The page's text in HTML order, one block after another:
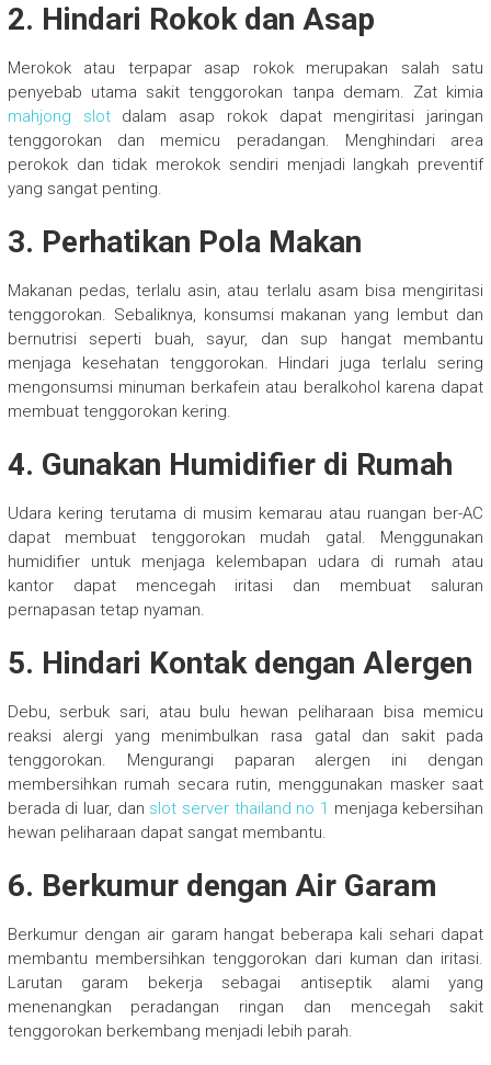
2. Hindari Rokok dan Asap
Merokok atau terpapar asap rokok merupakan salah satu
penyebab utama sakit tenggorokan tanpa demam. Zat kimia
mahjong slotdalam asap rokok dapat mengiritasi jaringan
tenggorokan dan memicu peradangan. Menghindari area
perokok dan tidak merokok sendiri menjadi langkah preventif
yang sangat penting.
3. Perhatikan Pola Makan
Makanan pedas, terlalu asin, atau terlalu asam bisa mengiritasi
tenggorokan. Sebaliknya, konsumsi makanan yang lembut dan
bernutrisi seperti buah, sayur, dan sup hangat membantu
menjaga kesehatan tenggorokan. Hindari juga terlalu sering
mengonsumsi minuman berkafein atau beralkohol karena dapat
membuat tenggorokan kering.
4. Gunakan Humidifier di Rumah
Udara kering terutama di musim kemarau atau ruangan ber-AC
dapat membuat tenggorokan mudah gatal. Menggunakan
humidifier untuk menjaga kelembapan udara di rumah atau
kantor dapat mencegah iritasi dan membuat saluran
pernapasan tetap nyaman.
5. Hindari Kontak dengan Alergen
Debu, serbuk sari, atau bulu hewan peliharaan bisa memicu
reaksi alergi yang menimbulkan rasa gatal dan sakit pada
tenggorokan. Mengurangi paparan alergen ini dengan
membersihkan rumah secara rutin, menggunakan masker saat
berada di luar, dan slot server thailand no 1 menjaga kebersihan
hewan peliharaan dapat sangat membantu.
6. Berkumur dengan Air Garam
Berkumur dengan air garam hangat beberapa kali sehari dapat
membantu membersihkan tenggorokan dari kuman dan iritasi.
Larutan garam bekerja sebagai antiseptik alami yang
menenangkan peradangan ringan dan mencegah sakit
tenggorokan berkembang menjadi lebih parah.